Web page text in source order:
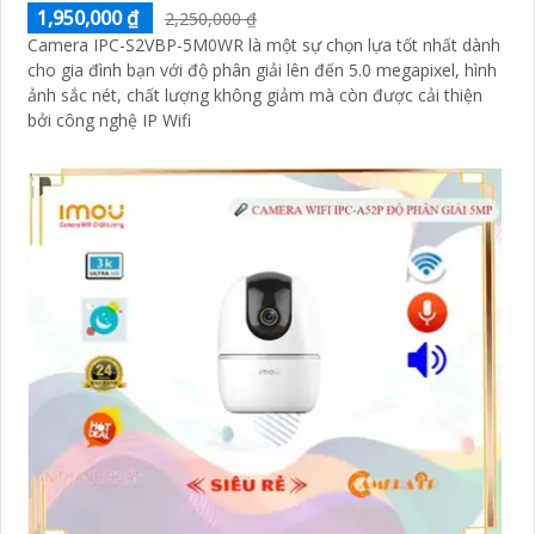
1,950,000 ₫
2,250,000 ₫
Camera IPC-S2VBP-5M0WR là một sự chọn lựa tốt nhất dành
cho gia đình bạn với độ phân giải lên đến 5.0 megapixel, hình
ảnh sắc nét, chất lượng không giảm mà còn được cải thiện
bởi công nghệ IP Wifi